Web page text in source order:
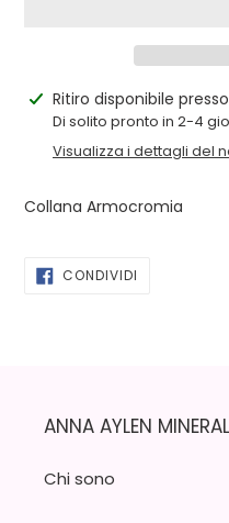
Inserimento
prodotto
Ritiro disponibile presso
Di solito pronto in 2-4
Visualizza i dettagli del
Collana Armocromia
CONDIVIDI
ANNA AYLEN
Chi sono